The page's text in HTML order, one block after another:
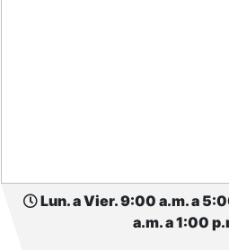
Lun. a Vier. 9:00 a.m. a
a.m. a 1:00